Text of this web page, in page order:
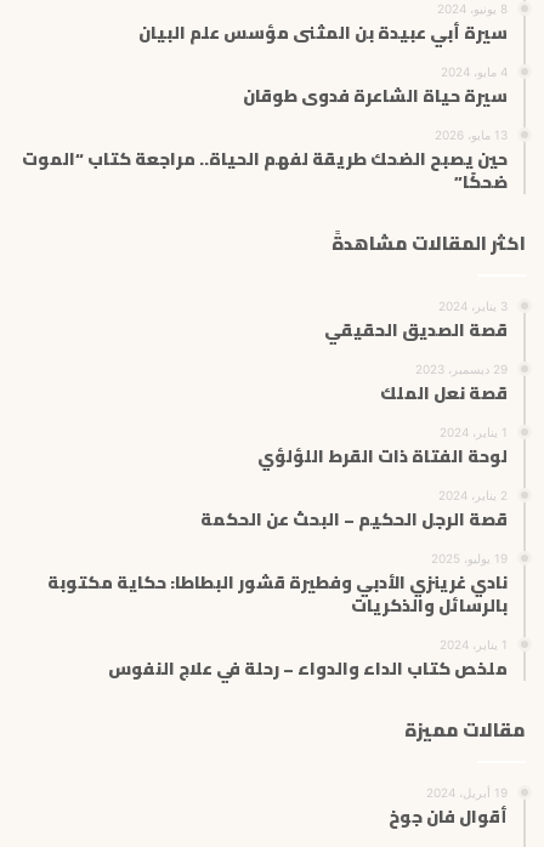
8 يونيو، 2024
سيرة أبي عبيدة بن المثنى مؤسس علم البيان
4 مايو، 2024
سيرة حياة الشاعرة فدوى طوقان
13 مايو، 2026
حين يصبح الضحك طريقة لفهم الحياة.. مراجعة كتاب “الموت
ضحكًا”
اكثر المقالات مشاهدةً
3 يناير، 2024
قصة الصديق الحقيقي
29 ديسمبر، 2023
قصة نعل الملك
1 يناير، 2024
لوحة الفتاة ذات القرط اللؤلؤي
2 يناير، 2024
قصة الرجل الحكيم – البحث عن الحكمة
19 يوليو، 2025
نادي غرينزي الأدبي وفطيرة قشور البطاطا: حكاية مكتوبة
بالرسائل والذكريات
1 يناير، 2024
ملخص كتاب الداء والدواء – رحلة في علاج النفوس
مقالات مميزة
19 أبريل، 2024
أقوال فان جوخ